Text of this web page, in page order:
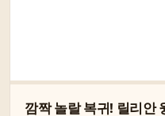
깜짝 놀랄 복귀! 릴리